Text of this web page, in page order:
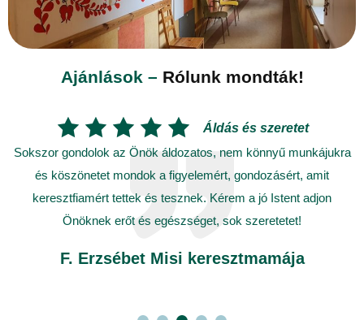
Ajánlások – Rólunk mondták!
Áldás és szeretet
Sokszor gondolok az Önök áldozatos, nem könnyű munkájukra
és köszönetet mondok a figyelemért, gondozásért, amit
keresztfiamért tettek és tesznek. Kérem a jó Istent adjon
Önöknek erőt és egészséget, sok szeretetet!
F. Erzsébet Misi keresztmamája